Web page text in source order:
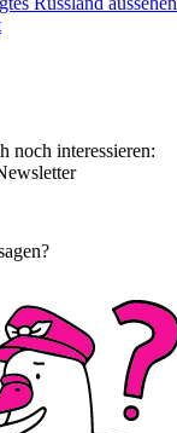
noch interessieren: